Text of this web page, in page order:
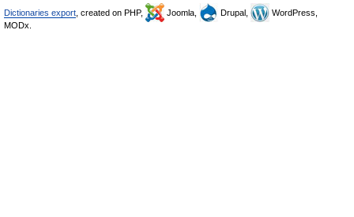
Dictionaries export , created on PHP, Joomla, Drupal,
WordPress,
MODx.